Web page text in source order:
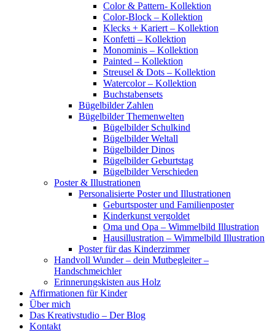
Color & Pattern- Kollektion
Color-Block – Kollektion
Klecks + Kariert – Kollektion
Konfetti – Kollektion
Monominis – Kollektion
Painted – Kollektion
Streusel & Dots – Kollektion
Watercolor – Kollektion
Buchstabensets
Bügelbilder Zahlen
Bügelbilder Themenwelten
Bügelbilder Schulkind
Bügelbilder Weltall
Bügelbilder Dinos
Bügelbilder Geburtstag
Bügelbilder Verschieden
Poster & Illustrationen
Personalisierte Poster und Illustrationen
Geburtsposter und Familienposter
Kinderkunst vergoldet
Oma und Opa – Wimmelbild Illustration
Hausillustration – Wimmelbild Illustration
Poster für das Kinderzimmer
Handvoll Wunder – dein Mutbegleiter –
Handschmeichler
Erinnerungskisten aus Holz
Affirmationen für Kinder
Über mich
Das Kreativstudio – Der Blog
Kontakt